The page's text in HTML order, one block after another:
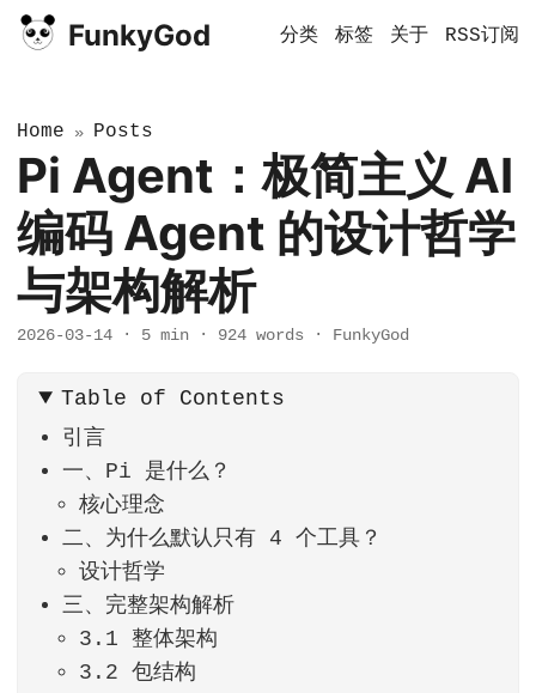
FunkyGod 分类 标签 关于 RSS订阅
Home » Posts
Pi Agent：极简主义 AI
编码 Agent 的设计哲学
与架构解析
2026-03-14 · 5 min · 924 words · FunkyGod
Table of Contents
引言
一、Pi 是什么？
核心理念
二、为什么默认只有 4 个工具？
设计哲学
三、完整架构解析
3.1 整体架构
3.2 包结构